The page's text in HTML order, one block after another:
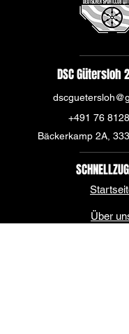
DSC Gütersloh
+491 76
Bäckerkamp 2A,
Über